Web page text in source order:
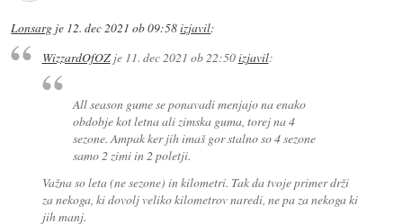
Lonsarg je 12. dec 2021 ob 09:58izjavil:
WizzardOfOZje 11. dec 2021 ob 22:50izjavil:
All season gume se ponavadi menjajo na enako
obdobje kot letna ali zimska guma, torej na 4
sezone. Ampak ker jih imaš gor stalno so 4 sezone
samo 2 zimi in 2 poletji.
Važna so leta (ne sezone) in kilometri. Tak da tvoje primer drži
za nekoga, ki dovolj veliko kilometrov naredi, ne pa za nekoga ki
jih manj.